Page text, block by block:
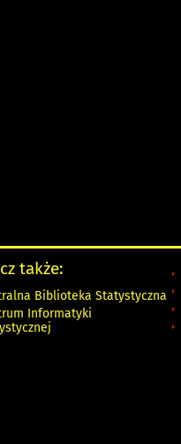
także:
Biblioteka Statystyczna
Informatyki